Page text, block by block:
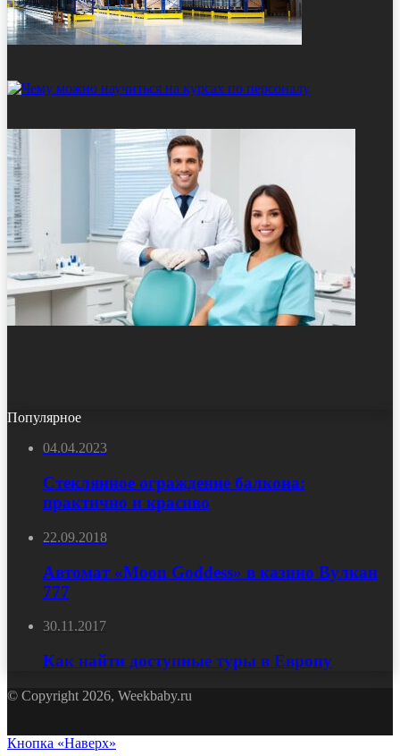
Популярное
04.04.2023
Стеклянное ограждение балкона:
практично и красиво
22.09.2018
Автомат «Moon Goddess» в казино Вулкан
777
30.11.2017
Как найти доступные туры в Европу
© Copyright 2026, Weekbaby.ru
Кнопка «Наверх»